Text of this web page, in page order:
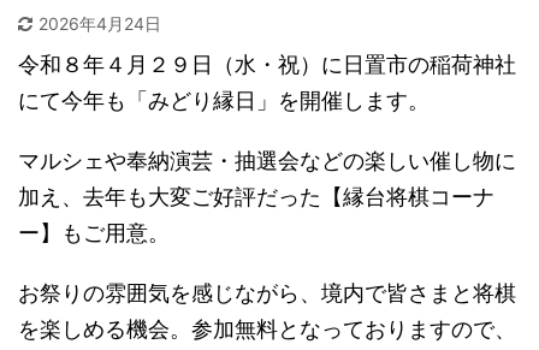
2026年4月24日
令和８年４月２９日（水・祝）に日置市の稲荷神社
にて今年も「みどり縁日」を開催します。
マルシェや奉納演芸・抽選会などの楽しい催し物に
加え、去年も大変ご好評だった【縁台将棋コーナ
ー】もご用意。
お祭りの雰囲気を感じながら、境内で皆さまと将棋
を楽しめる機会。参加無料となっておりますので、